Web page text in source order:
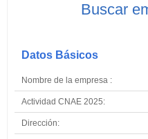
Buscar
Datos Básicos
Nombre de la empresa :
Actividad CNAE 2025:
Dirección: